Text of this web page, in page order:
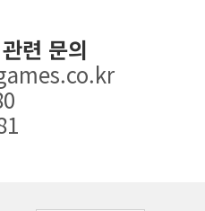
련 문의